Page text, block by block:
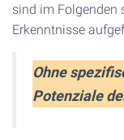
sind im Folgenden
Erkenntnisse
Ohne
Potenziale